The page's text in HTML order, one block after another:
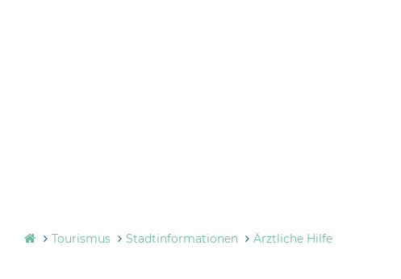
Tourismus Stadtinformationen Ärztliche Hilfe